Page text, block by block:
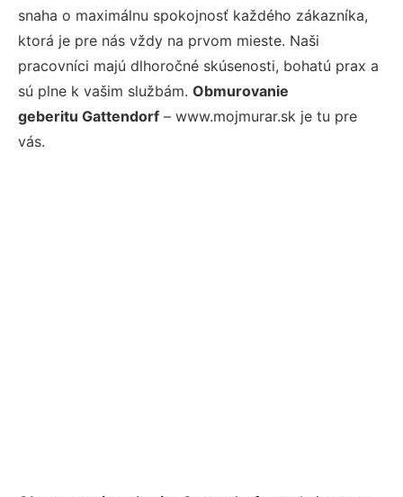
snaha o maximálnu spokojnosť každého zákazníka,
ktorá je pre nás vždy na prvom mieste. Naši
pracovníci majú dlhoročné skúsenosti, bohatú prax a
sú plne k vašim službám. Obmurovanie
geberitu Gattendorf – www.mojmurar.sk je tu pre
vás.